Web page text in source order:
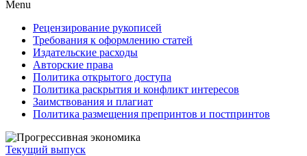
Menu
Рецензирование рукописей
Требования к оформлению статей
Издательские расходы
Авторские права
Политика открытого доступа
Политика раскрытия и конфликт интересов
Заимствования и плагиат
Политика размещения препринтов и постпринтов
Текущий выпуск